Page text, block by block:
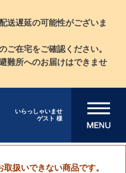
送遅延の可能性がございま
在宅をご確認ください。
難所へのお届けはできませ
いらっしゃいませ
ゲスト 様
メニューを開
扱いできない商品です。